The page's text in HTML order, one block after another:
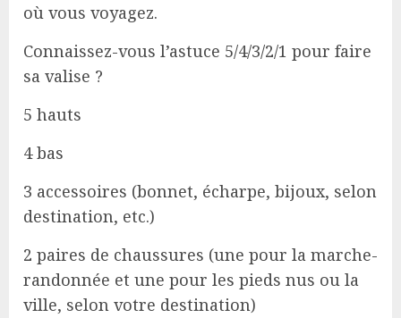
où vous voyagez.
Connaissez-vous l’astuce 5/4/3/2/1 pour faire
sa valise ?
5 hauts
4 bas
3 accessoires (bonnet, écharpe, bijoux, selon
destination, etc.)
2 paires de chaussures (une pour la marche-
randonnée et une pour les pieds nus ou la
ville, selon votre destination)